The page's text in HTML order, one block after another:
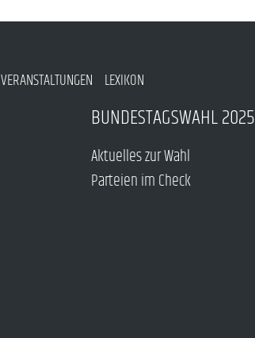
VERANSTALTUNGEN LEXIKON
BUNDESTAGSWAHL 2025
Aktuelles zur Wahl
Parteien im Check